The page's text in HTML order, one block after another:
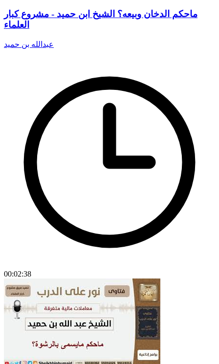
ماحكم الدخان وبيعه؟ الشيخ ابن حميد - مشروع كبار
العلماء
عبدالله بن حميد
00:02:38